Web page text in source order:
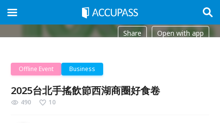
Share Open with app
Offline Event Business
2025台北手搖飲節西湖商圈好食卷
490 10